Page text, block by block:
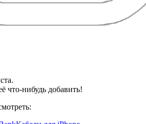
что-нибудь добавить!